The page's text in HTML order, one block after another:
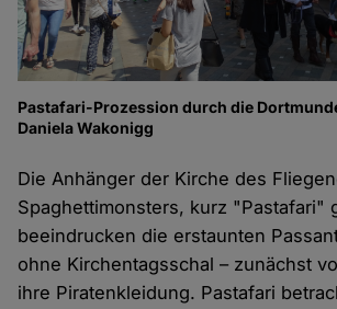
Pastafari-Prozession durch die
Daniela Wakonigg
Die Anhänger der Kirche des
Spaghettimonsters, kurz "Pastafari"
beeindrucken die erstaunten
ohne Kirchentagsschal – zunächst
ihre Piratenkleidung. Pastafari